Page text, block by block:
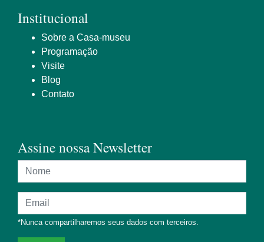
Institucional
Sobre a Casa-museu
Programação
Visite
Blog
Contato
Assine nossa Newsletter
Nome
Endereço de e-mail
*Nunca compartilharemos seus dados com terceiros.